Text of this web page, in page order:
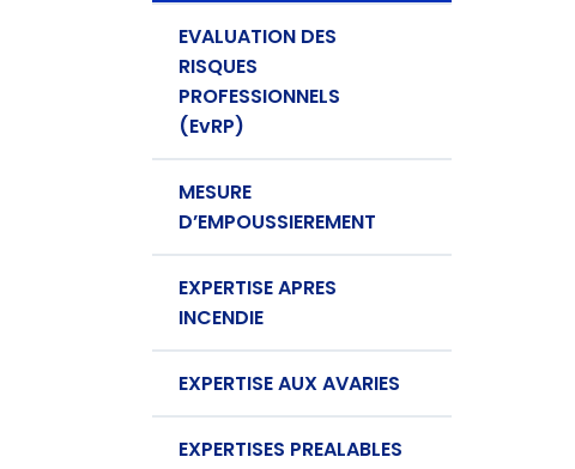
EVALUATION DES
RISQUES
PROFESSIONNELS
(EvRP)
MESURE
D’EMPOUSSIEREMENT
EXPERTISE APRES
INCENDIE
EXPERTISE AUX AVARIES
EXPERTISES PREALABLES